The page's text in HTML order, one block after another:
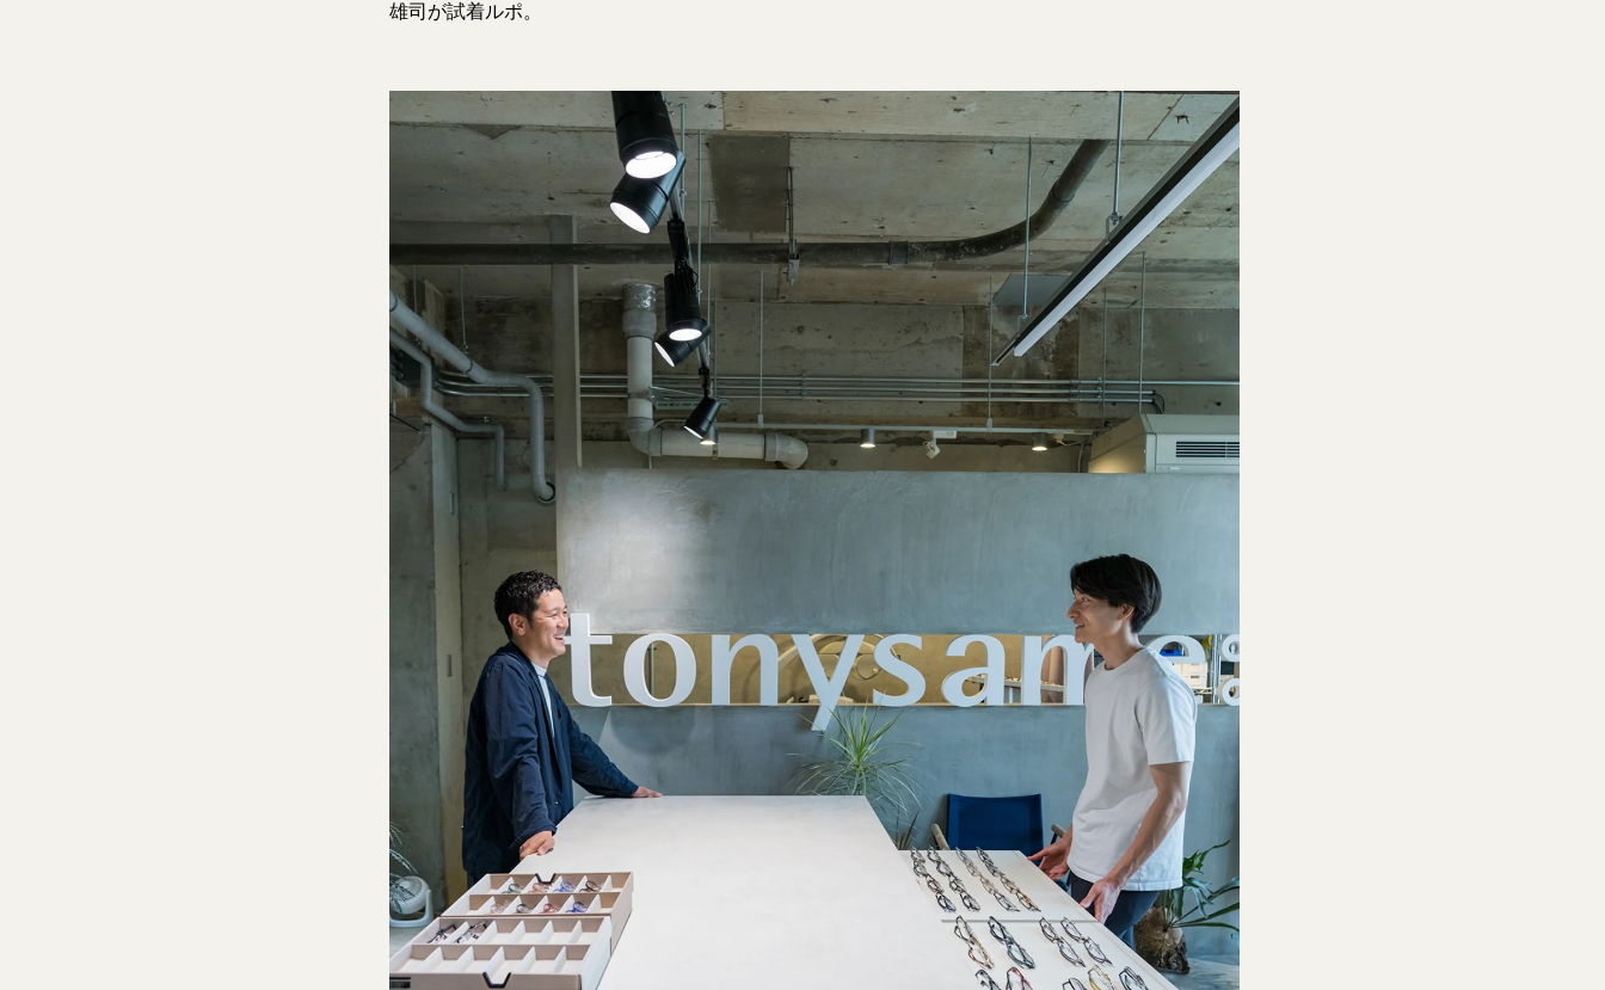
雄司が試着ルポ。